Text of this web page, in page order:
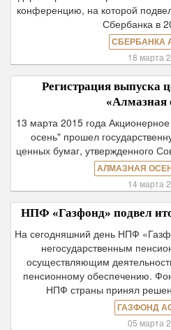
конференцию, на которой
Сбербанка в
СБЕРБАНКА
18 марта
Регистрация
«Алмазная
13 марта 2015 года
осень" прошел
ценных бумаг, утвержденного
АЛМАЗНАЯ
14 марта
НПФ «Газфонд» подвел
На сегодняшний день НПФ
негосударственным
осуществляющим
пенсионному обеспечению.
НПФ страны принял
ГАЗФОНД
05 марта